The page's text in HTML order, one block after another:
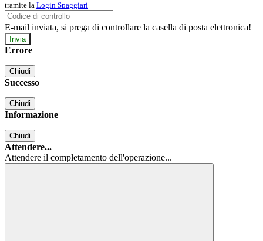
tramite la Login Spaggiari
E-mail inviata, si prega di controllare la casella di posta elettronica!
Errore
Chiudi
Successo
Chiudi
Informazione
Chiudi
Attendere...
Attendere il completamento dell'operazione...